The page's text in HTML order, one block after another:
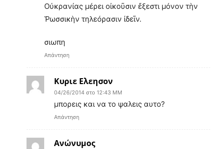
Οὐκρανίας μέρει οἰκοῦσιν ἔξεστι μόνον τὴν
Ῥωσσικὴν τηλεόρασιν ἰδεῖν.
σιωπη
Απάντηση
Κυριε Ελεησον
04/26/2014 στο 12:43 ΜΜ
μπορεις και να το ψαλεις αυτο?
Απάντηση
Ανώνυμος